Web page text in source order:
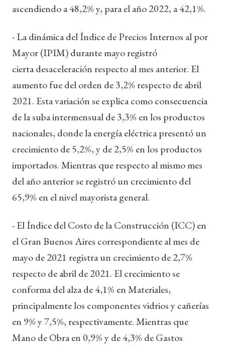
ascendiendo a 48,2% y, para el año 2022, a 42,1%.
- La dinámica del Índice de Precios Internos al por
Mayor (IPIM) durante mayo registró
cierta desaceleración respecto al mes anterior. El
aumento fue del orden de 3,2% respecto de abril
2021. Esta variación se explica como consecuencia
de la suba intermensual de 3,3% en los productos
nacionales, donde la energía eléctrica presentó un
crecimiento de 5,2%, y de 2,5% en los productos
importados. Mientras que respecto al mismo mes
del año anterior se registró un crecimiento del
65,9% en el nivel mayorista general.
- El Índice del Costo de la Construcción (ICC) en
el Gran Buenos Aires correspondiente al mes de
mayo de 2021 registra un crecimiento de 2,7%
respecto de abril de 2021. El crecimiento se
conforma del alza de 4,1% en Materiales,
principalmente los componentes vidrios y cañerías
en 9% y 7,5%, respectivamente. Mientras que
Mano de Obra en 0,9% y de 4,3% de Gastos